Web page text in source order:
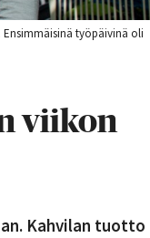
Ensimmäisinä työpäivinä oli
viikon
Kahvilan tuotto